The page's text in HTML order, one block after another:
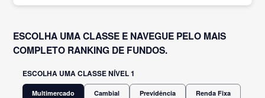
ESCOLHA UMA CLASSE E NAVEGUE PELO MAIS
COMPLETO RANKING DE FUNDOS.
ESCOLHA UMA CLASSE NÍVEL 1
Multimercado Cambial Previdência Renda Fixa